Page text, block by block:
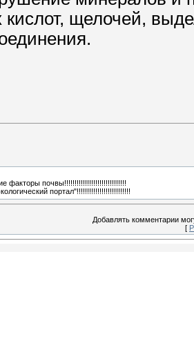
щелочей,
факторы почвы!!!!!!!!!!!!!!!!!!!!!!!!!!!!!!
портал"!!!!!!!!!!!!!!!!!!!!!!!!!!
Добавлять комментарии
[